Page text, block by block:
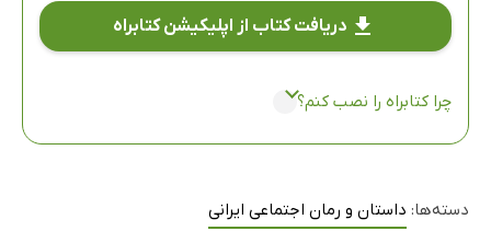
دریافت کتاب از اپلیکیشن کتابراه
چرا کتابراه را نصب کنم؟
دسته‌ها: داستان و رمان اجتماعی ایرانی